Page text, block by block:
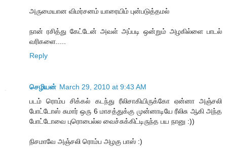
அருமையான விமர்சனம் யாரையிம் புன்படுத்தமல்
நான் ரசித்து கேட்டேன் அவள் அப்படி ஒன்றும் அழகில்ளை பாடல்
வரிகளை.....
Reply
செழியன் March 29, 2010 at 9:43 AM
படம் ரொம்ப சிக்கல் கடந்து ரீலிசாகியிருக்கோ ஏன்னா அஞ்சலி
போட்டோஸ் சுமார் ஒரு 6 மாசத்துக்கு முன்னாடியே ரீலிசு ஆகி அந்த
போட்டோவை புரொபைல்ல வைச்சுக்கிட்டிருந்த பய நானு :))
நிசமாவே அஞ்சலி ரொம்ப அழகு பாஸ் :)